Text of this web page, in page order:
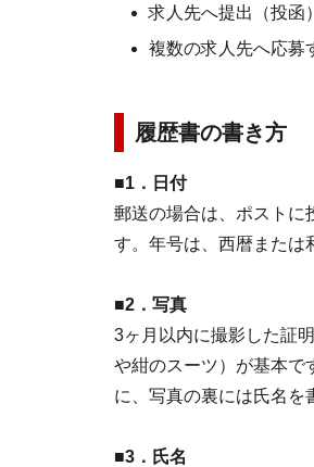
求人先へ提出（投函
複数の求人先へ応募
履歴書の書き方
■1．日付
郵送の場合は、ポストに
す。年号は、西暦または
■2．写真
3ヶ月以内に撮影した証
や紺のスーツ）が基本で
に、写真の裏には氏名を
■3．氏名